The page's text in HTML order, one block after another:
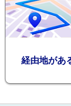
経由地があ